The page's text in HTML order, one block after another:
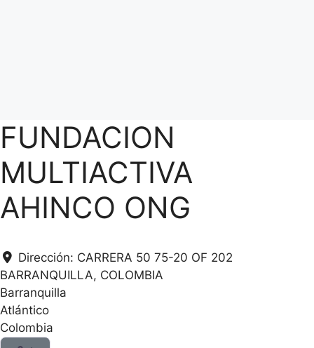
FUNDACION
MULTIACTIVA
AHINCO ONG
Dirección: CARRERA 50 75-20 OF 202
BARRANQUILLA, COLOMBIA
Barranquilla
Atlántico
Colombia